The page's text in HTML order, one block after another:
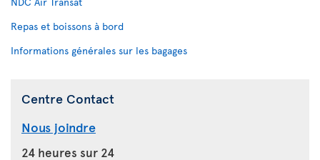
Repas et boissons à bord
Informations générales sur les bagages
Centre Contact
Nous joindre
24 heures sur 24